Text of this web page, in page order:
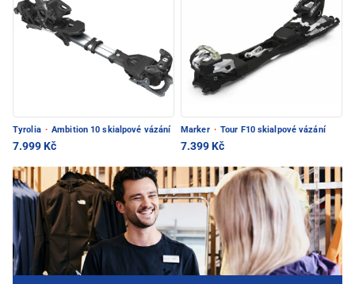
Tyrolia · Ambition 10 skialpové vázání
7.999 Kč
Marker · Tour F10 skialpové vázání
7.399 Kč